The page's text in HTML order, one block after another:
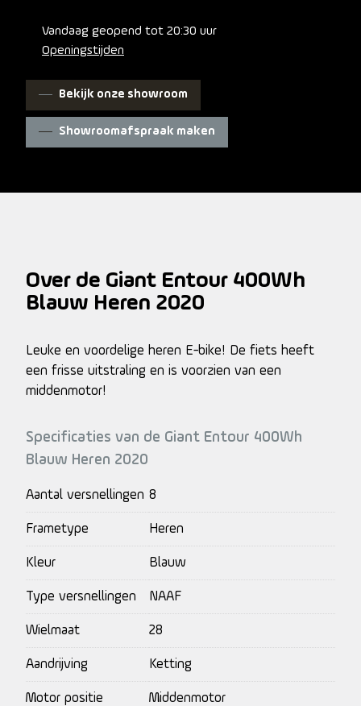
Vandaag geopend tot 20:30 uur
Openingstijden
Bekijk onze showroom
Showroomafspraak maken
Over de Giant Entour 400Wh
Blauw Heren 2020
Leuke en voordelige heren E-bike! De fiets heeft
een frisse uitstraling en is voorzien van een
middenmotor!
Specificaties van de Giant Entour 400Wh
Blauw Heren 2020
Aantal versnellingen 8
Frametype Heren
Kleur Blauw
Type versnellingen NAAF
Wielmaat 28
Aandrijving Ketting
Motor positie Middenmotor